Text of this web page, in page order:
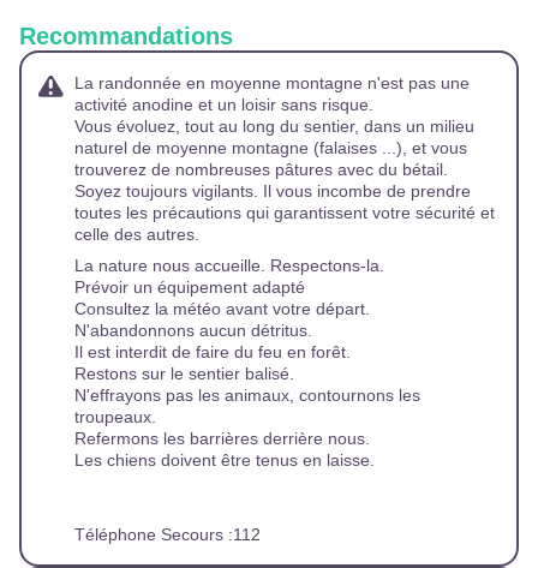
Recommandations
La randonnée en moyenne montagne n'est pas une
activité anodine et un loisir sans risque.
Vous évoluez, tout au long du sentier, dans un milieu
naturel de moyenne montagne (falaises ...), et vous
trouverez de nombreuses pâtures avec du bétail.
Soyez toujours vigilants. Il vous incombe de prendre
toutes les précautions qui garantissent votre sécurité et
celle des autres.
La nature nous accueille. Respectons-la.
Prévoir un équipement adapté
Consultez la météo avant votre départ.
N'abandonnons aucun détritus.
Il est interdit de faire du feu en forêt.
Restons sur le sentier balisé.
N'effrayons pas les animaux, contournons les
troupeaux.
Refermons les barrières derrière nous.
Les chiens doivent être tenus en laisse.
Téléphone Secours :112